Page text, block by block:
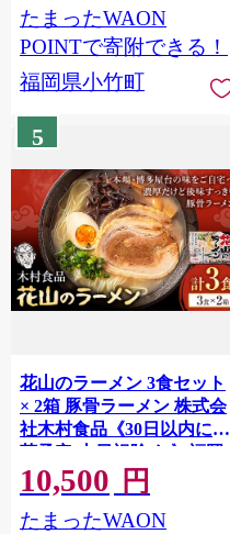
たまったWAON
POINTで寄附できる！
福岡県小竹町
5
花山のラーメン 3食セット
× 2箱 豚骨ラーメン 株式会
社木村食品《30日以内に出
荷予定(土日祝除く)》福岡
県 小竹町 ラーメン 豚骨 と
んこつ らーめん 麺 スープ
付き
10,500 円
たまったWAON